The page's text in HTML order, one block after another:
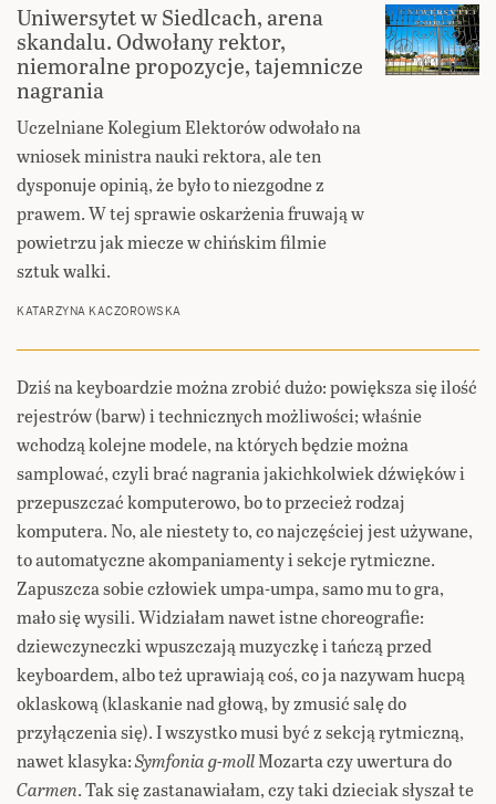
Uniwersytet w Siedlcach, arena
skandalu. Odwołany rektor,
niemoralne propozycje, tajemnicze
nagrania
Uczelniane Kolegium Elektorów odwołało na
wniosek ministra nauki rektora, ale ten
dysponuje opinią, że było to niezgodne z
prawem. W tej sprawie oskarżenia fruwają w
powietrzu jak miecze w chińskim filmie
sztuk walki.
KATARZYNA KACZOROWSKA
Dziś na keyboardzie można zrobić dużo: powiększa się ilość
rejestrów (barw) i technicznych możliwości; właśnie
wchodzą kolejne modele, na których będzie można
samplować, czyli brać nagrania jakichkolwiek dźwięków i
przepuszczać komputerowo, bo to przecież rodzaj
komputera. No, ale niestety to, co najczęściej jest używane,
to automatyczne akompaniamenty i sekcje rytmiczne.
Zapuszcza sobie człowiek umpa-umpa, samo mu to gra,
mało się wysili. Widziałam nawet istne choreografie:
dziewczyneczki wpuszczają muzyczkę i tańczą przed
keyboardem, albo też uprawiają coś, co ja nazywam hucpą
oklaskową (klaskanie nad głową, by zmusić salę do
przyłączenia się). I wszystko musi być z sekcją rytmiczną,
nawet klasyka:Symfonia g-mollMozarta czy uwertura do
Carmen. Tak się zastanawiałam, czy taki dzieciak słyszał te